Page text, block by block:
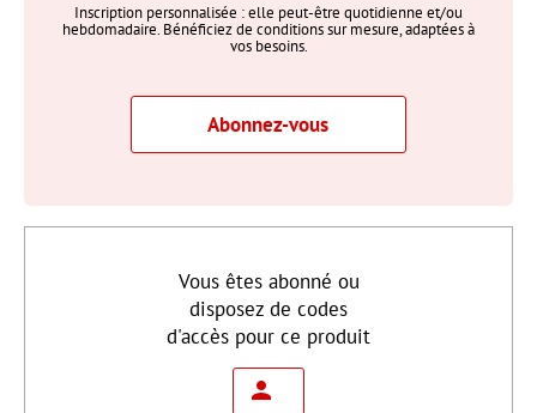
Inscription personnalisée : elle peut-être quotidienne et/ou
hebdomadaire. Bénéficiez de conditions sur mesure, adaptées à
vos besoins.
Abonnez-vous
Vous êtes abonné ou
disposez de codes
d'accès pour ce produit